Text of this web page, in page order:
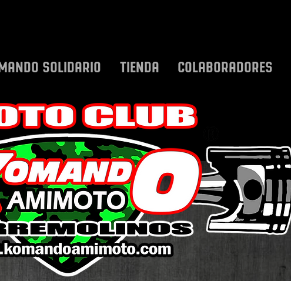
SOLIDARIO TIENDA COLABORADORES